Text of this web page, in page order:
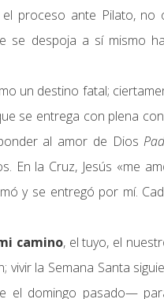
proceso ante Pilato, no
se despoja a sí mismo
un destino fatal;
se entrega con plena
al amor de Dios
En la Cruz, Jesús «me
y se entregó por mí.
camino, el tuyo, el
vivir la Semana Santa
el domingo pasado—